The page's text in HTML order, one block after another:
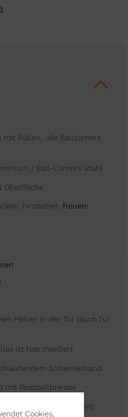
mit Rollen, die Ballcorners
/ Ball-Corners Stahl
Oberfläche
hinstellen, freuen!
Höhen in der Tür (auch für
ist fest montiert
Scharnierband
mit Feststellbremse
(nicht enthalten)
Cookies,